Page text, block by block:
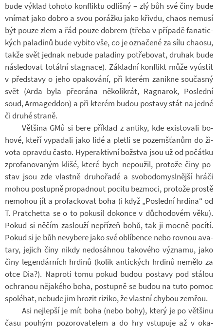
bude vý­klad to­hoto kon­fliktu od­lišný – zlý bůh své činy bude
vní­mat jako dobro a svou po­rážku jako křivdu, chaos ne­musí
být pouze zlem a řád pouze dob­rem (třeba v pří­padě fa­na­tic­
kých pa­la­dinů bude vy­bito vše, co je ozna­čené za sílu cha­osu,
takže svět jed­nak ne­bude pa­la­diny po­tře­bo­vat, dru­hak bude
ná­sle­do­vat to­tální stag­nace). Zá­kladní kon­flikt může vy­ús­tit
v před­stavy o jeho opa­ko­vání, při kte­rém za­nikne sou­časný
svět (Arda byla pře­orána ně­ko­li­krát, Rag­na­rok, Po­slední
soud, Ar­maged­don) a při kte­rém budou po­stavy stát na jedné
či druhé straně.
Vět­šina GMů si bere pří­klad z an­tiky, kde exis­to­vali bo­
hové, kteří vy­pa­dali jako lidé a pletli se po­zemš­ťa­nům do ži­
vota opravdu často. Hy­perak­tivní bož­stva jsou už od po­čátku
zpro­fa­no­va­ným klišé, které bych ne­po­u­žil, pro­tože činy po­
stav jsou zde vlastně dru­ho­řadé a svo­bo­do­my­sl­nější hráči
mohou po­stupně pro­pad­nout po­citu bez­moci, pro­tože prostě
ne­mo­hou jít a pro­fac­ko­vat boha (i když „Po­slední hr­dina“ od
T. Pratchetta se o to po­ku­sil do­konce v dů­cho­do­vém věku).
Pokud si něčím za­slouží ne­pří­zeň bohů, tak ji mocně po­cítí.
Pokud si je bůh ne­vy­bere jako své ob­lí­bence nebo rov­nou ava­
tary, je­jich činy nikdy ne­do­sáh­nou ta­ko­vého vý­znamu, jako
činy le­gen­dár­ních hr­dinů (kolik an­tic­kých hr­dinů ne­mělo za
otce Dia?). Na­proti tomu pokud budou po­stavy pod stá­lou
ochra­nou ně­ja­kého boha, po­stupně se budou na tuto pomoc
spo­lé­hat, ne­bude jim hro­zit ri­ziko, že vlastní chy­bou ze­mřou.
Asi nej­lepší je mít boha (nebo bohy), který je po vět­šinu
času pou­hým po­zo­ro­va­te­lem a do hry vstu­puje až v oka­